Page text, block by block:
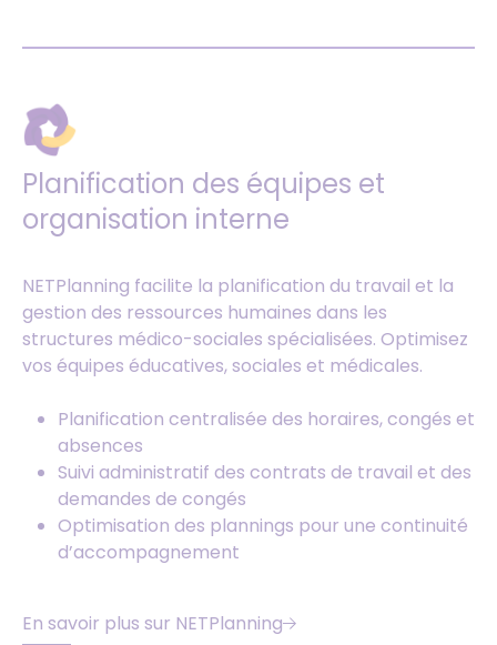
Planification des équipes et
organisation interne
NETPlanning facilite la planification du travail et la
gestion des ressources humaines dans les
structures médico-sociales spécialisées. Optimisez
vos équipes éducatives, sociales et médicales.
Planification centralisée des horaires, congés et
absences
Suivi administratif des contrats de travail et des
demandes de congés
Optimisation des plannings pour une continuité
d’accompagnement
En savoir plus sur NETPlanning